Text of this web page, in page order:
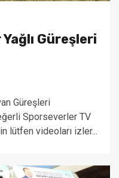
Güreşleri
Güreşleri
Sporseverler TV
lütfen videoları izler...